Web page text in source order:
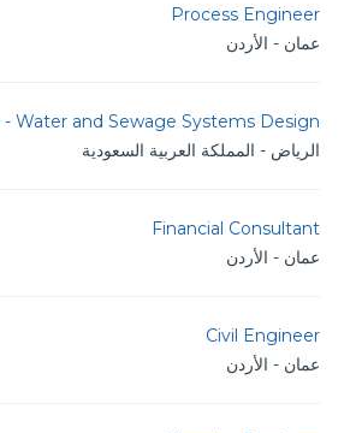
Process Engineer
عمان - الأردن
Water and Sewage Systems Design
الرياض - المملكة العربية السعودية
Financial Consultant
عمان - الأردن
Civil Engineer
عمان - الأردن